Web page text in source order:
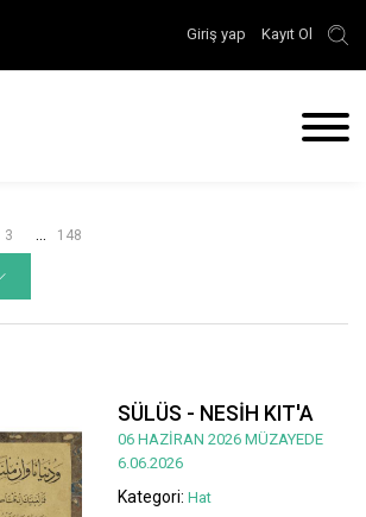
Giriş yap Kayıt Ol
3 148
SÜLÜS - NESİH KIT'A
06 HAZİRAN 2026 MÜZAYEDE
6.06.2026
Kategori: Hat